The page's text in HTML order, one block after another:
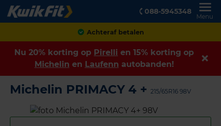
088-5945348
Menu
Achteraf betalen
Nu 20% korting op Pirelli en 15% korting op
Michelin en Laufenn autobanden!
Michelin PRIMACY 4 + 215/65R16 98V